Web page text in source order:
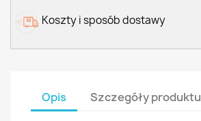
Koszty i sposób dostawy
Opis Szczegóły produktu